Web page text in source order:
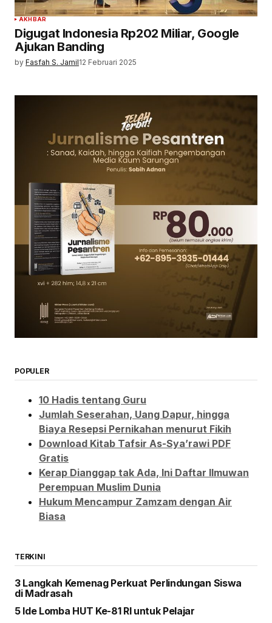
AKHBAR
Digugat Indonesia Rp202 Miliar, Google
Ajukan Banding
by Fasfah S. Jamil12 Februari 2025
POPULER
10 Hadis tentang Guru
Jumlah Seserahan, Uang Dapur, hingga
Biaya Resepsi Pernikahan menurut Fikih
Download Kitab Tafsir As-Sya’rawi PDF
Gratis
Kerap Dianggap tak Ada, Ini Daftar Ilmuwan
Perempuan Muslim Dunia
Hukum Mencampur Zamzam dengan Air
Biasa
TERKINI
3 Langkah Kemenag Perkuat Perlindungan Siswa
di Madrasah
5 Ide Lomba HUT Ke-81 RI untuk Pelajar